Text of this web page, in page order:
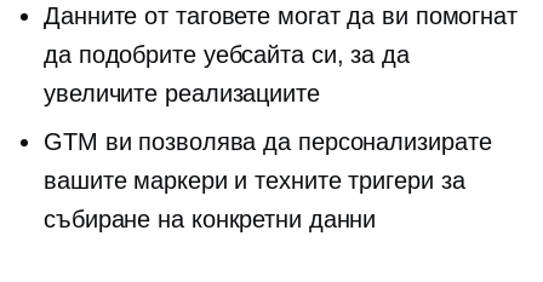
Данните от таговете могат да ви помогнат
да подобрите уебсайта си, за да
увеличите реализациите
GTM ви позволява да персонализирате
вашите маркери и техните тригери за
събиране на конкретни данни